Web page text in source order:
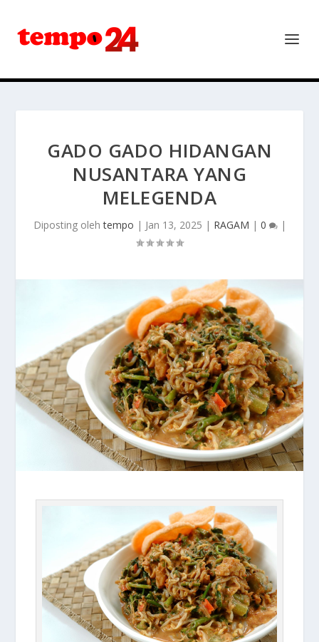
GADO GADO HIDANGAN
NUSANTARA YANG
MELEGENDA
Diposting olehtempo | Jan 13, 2025 | RAGAM | 0 |